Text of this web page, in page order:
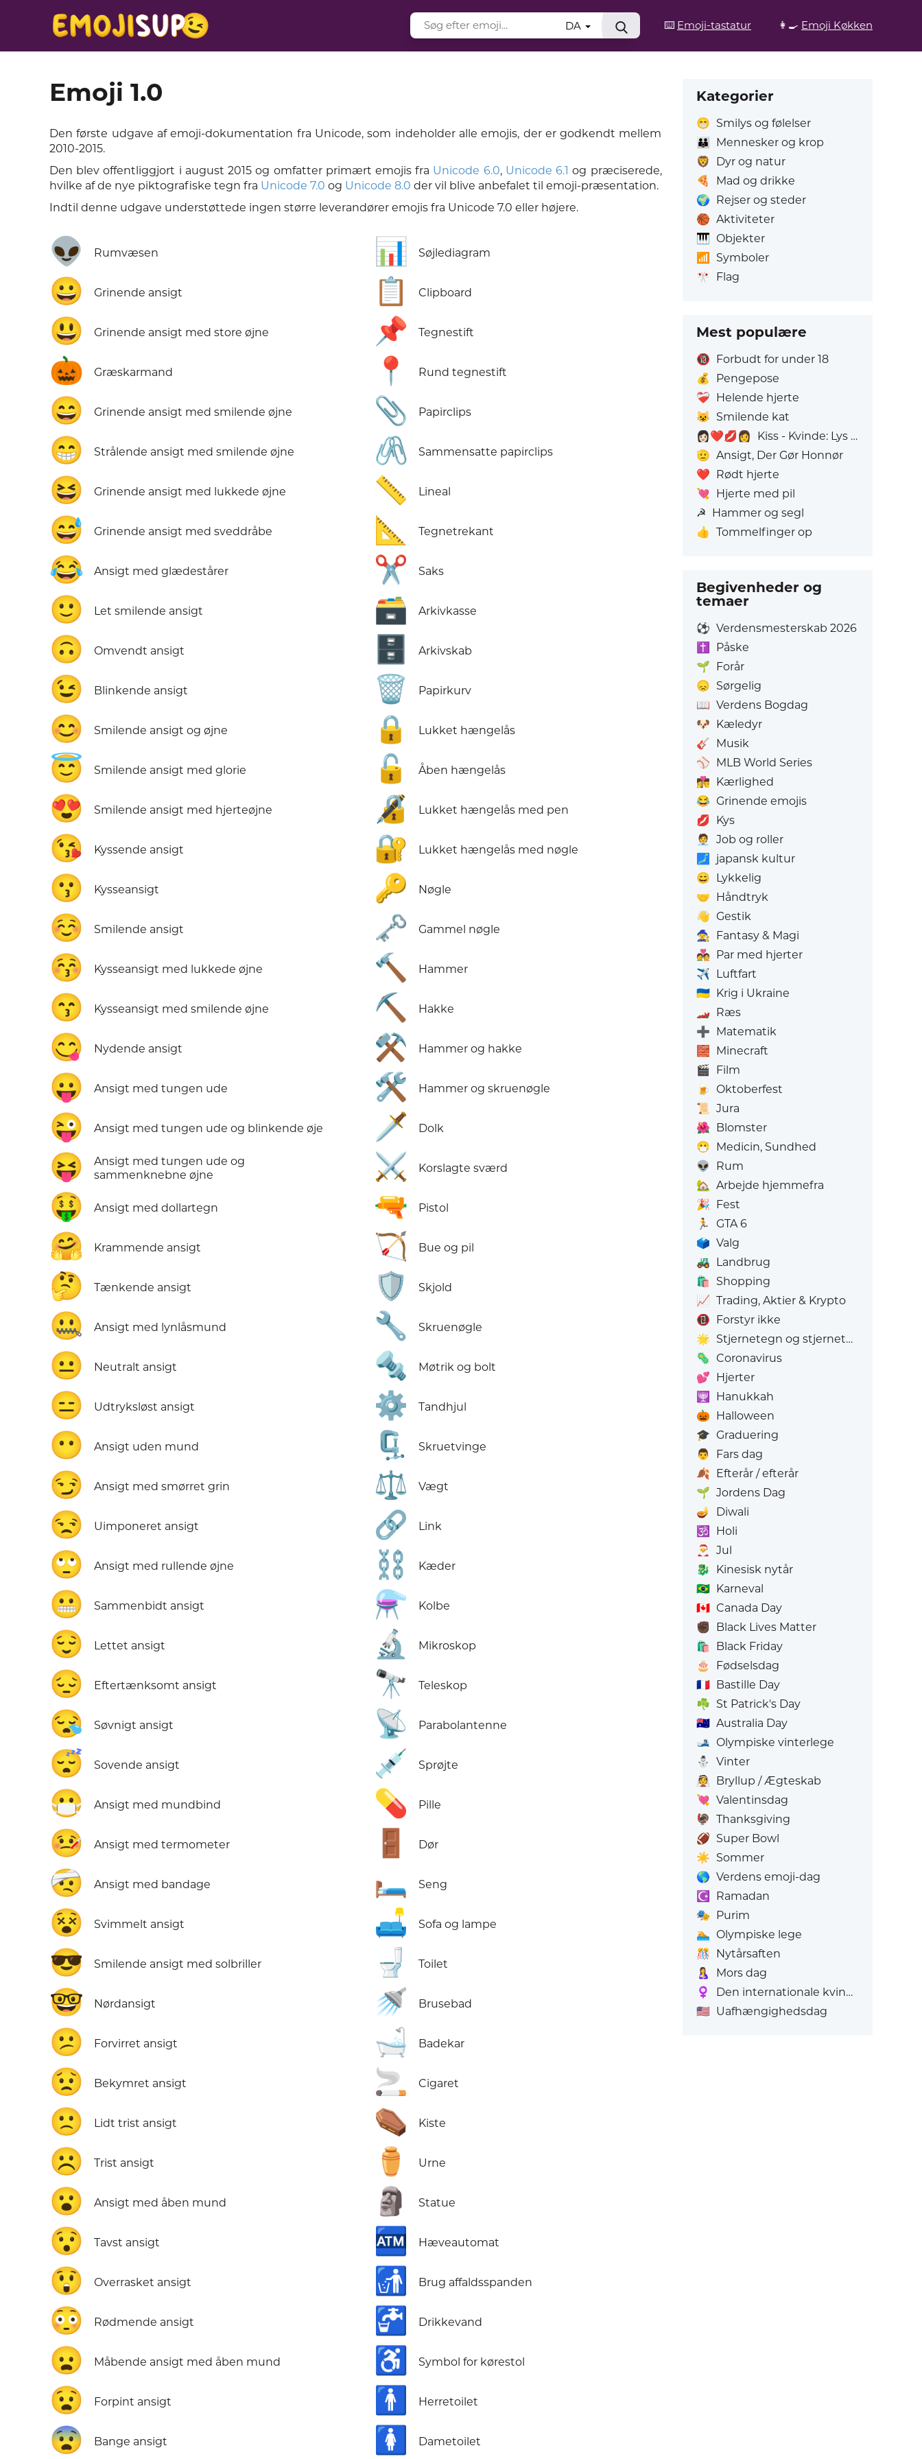
⌨️ Emoji-tastatur 👩‍🍳 Emoji Køkken
DA
Emoji 1.0
Den første udgave af emoji-dokumentation fra Unicode, som indeholder alle emojis, der er godkendt mellem
2010-2015.
Den blev offentliggjort i august 2015 og omfatter primært emojis fra Unicode 6.0, Unicode 6.1 og præciserede,
hvilke af de nye piktografiske tegn fra Unicode 7.0 og Unicode 8.0 der vil blive anbefalet til emoji-præsentation.
Indtil denne udgave understøttede ingen større leverandører emojis fra Unicode 7.0 eller højere.
👽 Rumvæsen
😀 Grinende ansigt
😃 Grinende ansigt med store øjne
🎃 Græskarmand
😄 Grinende ansigt med smilende øjne
😁 Strålende ansigt med smilende øjne
😆 Grinende ansigt med lukkede øjne
😅 Grinende ansigt med sveddråbe
😂 Ansigt med glædestårer
🙂 Let smilende ansigt
🙃 Omvendt ansigt
😉 Blinkende ansigt
😊 Smilende ansigt og øjne
😇 Smilende ansigt med glorie
😍 Smilende ansigt med hjerteøjne
😘 Kyssende ansigt
😗 Kysseansigt
☺️ Smilende ansigt
😚 Kysseansigt med lukkede øjne
😙 Kysseansigt med smilende øjne
😋 Nydende ansigt
😛 Ansigt med tungen ude
😜 Ansigt med tungen ude og blinkende øje
😝
Ansigt med tungen ude og
sammenknebne øjne
🤑 Ansigt med dollartegn
🤗 Krammende ansigt
🤔 Tænkende ansigt
🤐 Ansigt med lynlåsmund
😐 Neutralt ansigt
😑 Udtryksløst ansigt
😶 Ansigt uden mund
😏 Ansigt med smørret grin
😒 Uimponeret ansigt
🙄 Ansigt med rullende øjne
😬 Sammenbidt ansigt
😌 Lettet ansigt
😔 Eftertænksomt ansigt
😪 Søvnigt ansigt
😴 Sovende ansigt
😷 Ansigt med mundbind
🤒 Ansigt med termometer
🤕 Ansigt med bandage
😵 Svimmelt ansigt
😎 Smilende ansigt med solbriller
🤓 Nørdansigt
😕 Forvirret ansigt
😟 Bekymret ansigt
🙁 Lidt trist ansigt
☹️ Trist ansigt
😮 Ansigt med åben mund
😯 Tavst ansigt
😲 Overrasket ansigt
😳 Rødmende ansigt
😦 Måbende ansigt med åben mund
😧 Forpint ansigt
😨 Bange ansigt
📊 Søjlediagram
📋 Clipboard
📌 Tegnestift
📍 Rund tegnestift
📎 Papirclips
🖇️ Sammensatte papirclips
📏 Lineal
📐 Tegnetrekant
✂️ Saks
🗃️ Arkivkasse
🗄️ Arkivskab
🗑️ Papirkurv
🔒 Lukket hængelås
🔓 Åben hængelås
🔏 Lukket hængelås med pen
🔐 Lukket hængelås med nøgle
🔑 Nøgle
🗝️ Gammel nøgle
🔨 Hammer
⛏️ Hakke
⚒️ Hammer og hakke
🛠️ Hammer og skruenøgle
🗡️ Dolk
⚔️ Korslagte sværd
🔫 Pistol
🏹 Bue og pil
🛡️ Skjold
🔧 Skruenøgle
🔩 Møtrik og bolt
⚙️ Tandhjul
🗜️ Skruetvinge
⚖️ Vægt
🔗 Link
⛓️ Kæder
⚗️ Kolbe
🔬 Mikroskop
🔭 Teleskop
📡 Parabolantenne
💉 Sprøjte
💊 Pille
🚪 Dør
🛏️ Seng
🛋️ Sofa og lampe
🚽 Toilet
🚿 Brusebad
🛁 Badekar
🚬 Cigaret
⚰️ Kiste
⚱️ Urne
🗿 Statue
🏧 Hæveautomat
🚮 Brug affaldsspanden
🚰 Drikkevand
♿ Symbol for kørestol
🚹 Herretoilet
🚺 Dametoilet
Kategorier
😁 Smilys og følelser
👪
Mennesker og krop
🦁
Dyr og natur
🍕
Mad og drikke
🌍 Rejser og steder
🏀 Aktiviteter
🎹 Objekter
📶
Symboler
🎌 Flag
Mest populære
🔞 Forbudt for under 18
💰
Pengepose
❤️‍🩹 Helende hjerte
😺 Smilende kat
👩🏻‍❤️‍💋‍👩
Kiss - Kvinde: Lys hudfarve, Kvinde: Uden Hudfarve
🫡 Ansigt, Der Gør Honnør
❤️ Rødt hjerte
💘 Hjerte med pil
☭ Hammer og segl
👍 Tommelfinger op
Begivenheder og
temaer
⚽ Verdensmesterskab 2026
✝️
Påske
🌱 Forår
😞 Sørgelig
📖 Verdens Bogdag
🐶 Kæledyr
🎸 Musik
⚾ MLB World Series
👩‍❤️‍💋‍👨 Kærlighed
😂 Grinende emojis
💋 Kys
🧑‍💼
Job og roller
🗾
japansk kultur
😄 Lykkelig
🤝 Håndtryk
👋 Gestik
🧙 Fantasy & Magi
💑 Par med hjerter
✈️ Luftfart
🇺🇦 Krig i Ukraine
🏎️ Ræs
➕ Matematik
🧱 Minecraft
🎬 Film
🍺
Oktoberfest
📜 Jura
🌺 Blomster
😷 Medicin, Sundhed
👽
Rum
🏡 Arbejde hjemmefra
🎉 Fest
🏃
GTA 6
🗳️ Valg
🚜 Landbrug
🛍️
Shopping
📈 Trading, Aktier & Krypto
📵 Forstyr ikke
🌟 Stjernetegn og stjernetegn
🦠 Coronavirus
💕 Hjerter
🕎
Hanukkah
🎃 Halloween
🎓 Graduering
👨
Fars dag
🍂 Efterår / efterår
🌱 Jordens Dag
🪔
Diwali
🕉️
Holi
🎅
Jul
🐉
Kinesisk nytår
🇧🇷 Karneval
🇨🇦 Canada Day
✊🏿 Black Lives Matter
🛍️
Black Friday
🎂
Fødselsdag
🇫🇷 Bastille Day
☘️ St Patrick's Day
🇦🇺 Australia Day
🎿 Olympiske vinterlege
⛄
Vinter
👰 Bryllup / Ægteskab
💘 Valentinsdag
🦃 Thanksgiving
🏈 Super Bowl
☀️ Sommer
🌎 Verdens emoji-dag
☪️
Ramadan
🎭 Purim
🏊 Olympiske lege
🎊
Nytårsaften
🤱
Mors dag
♀️
Den internationale kvindedag
🇺🇸 Uafhængighedsdag